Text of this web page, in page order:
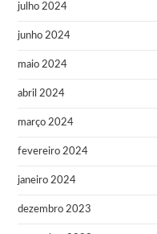
julho 2024
junho 2024
maio 2024
abril 2024
março 2024
fevereiro 2024
janeiro 2024
dezembro 2023